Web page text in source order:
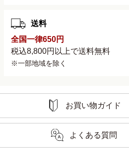
送料
全国一律650円
税込8,800円以上で送料無料
※一部地域を除く
お買い物ガイド
よくある質問